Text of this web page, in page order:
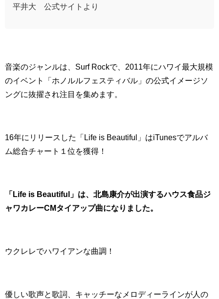
平井大 公式サイトより
音楽のジャンルは、Surf Rockで、 2011年にハワイ最大規模
のイベント「ホノルルフェスティバル」の公式イメージソ
ングに抜擢され注目を集めます。
16年にリリースした「Life is Beautiful」はiTunesでアルバ
ム総合チャート１位を獲得！
「Life is Beautiful」は、北島康介が出演するハウス食品ジ
ャワカレーCMタイアップ曲になりました。
ウクレレでハワイアンな曲調！
優しい歌声と歌詞、キャッチーなメロディーラインが人の